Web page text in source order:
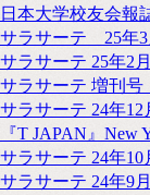
日本大学校友会報
サラサーテ 25年3
サラサーテ 25年2
サラサーテ 増刊号
サラサーテ 24年12
『T JAPAN』New
サラサーテ 24年10
サラサーテ 24年9